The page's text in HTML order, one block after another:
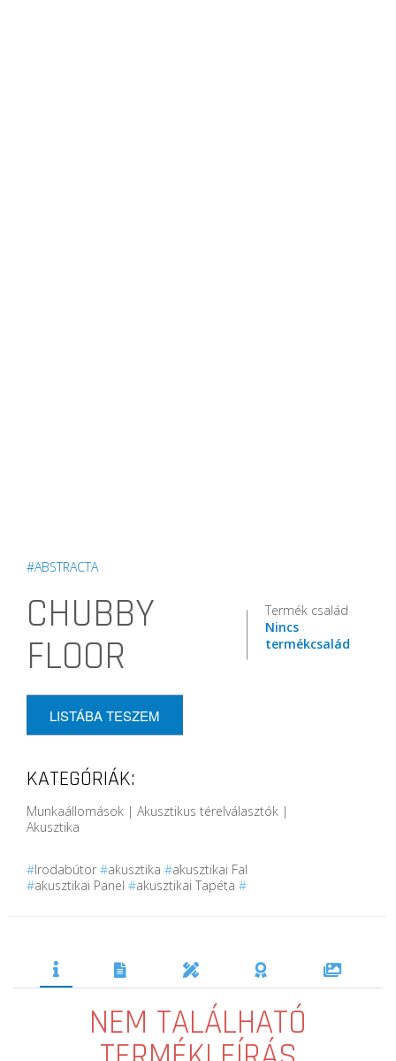
#ABSTRACTA
CHUBBY
FLOOR
Termék család
Nincs
termékcsalád
LISTÁBA TESZEM
KATEGÓRIÁK:
Munkaállomások | Akusztikus térelválasztók |
Akusztika
#Irodabútor #akusztika #akusztikai Fal
#akusztikai Panel #akusztikai Tapéta #
NEM TALÁLHATÓ